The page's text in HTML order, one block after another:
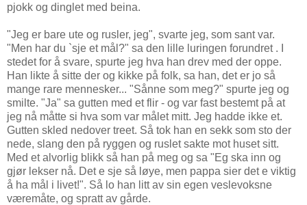
pjokk og dinglet med beina.
"Jeg er bare ute og rusler, jeg", svarte jeg, som sant var.
"Men har du `sje et mål?" sa den lille luringen forundret . I
stedet for å svare, spurte jeg hva han drev med der oppe.
Han likte å sitte der og kikke på folk, sa han, det er jo så
mange rare mennesker... "Sånne som meg?" spurte jeg og
smilte. "Ja" sa gutten med et flir - og var fast bestemt på at
jeg nå måtte si hva som var målet mitt. Jeg hadde ikke et.
Gutten skled nedover treet. Så tok han en sekk som sto der
nede, slang den på ryggen og ruslet sakte mot huset sitt.
Med et alvorlig blikk så han på meg og sa "Eg ska inn og
gjør lekser nå. Det e sje så løye, men pappa sier det e viktig
å ha mål i livet!". Så lo han litt av sin egen veslevoksne
væremåte, og spratt av gårde.